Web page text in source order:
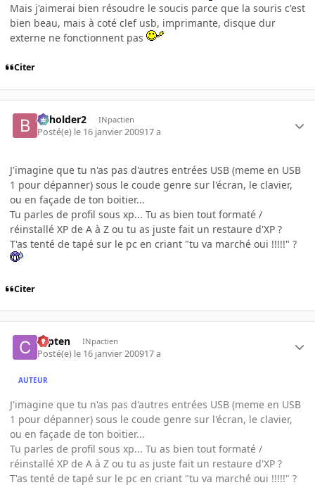
Mais j'aimerai bien résoudre le soucis parce que la souris c'est
bien beau, mais à coté clef usb, imprimante, disque dur
externe ne fonctionnent pas
Citer
beholder2 INpactien
Posté(e) le 16 janvier 200917 a
J'imagine que tu n'as pas d'autres entrées USB (meme en USB
1 pour dépanner) sous le coude genre sur l'écran, le clavier,
ou en façade de ton boitier...
Tu parles de profil sous xp... Tu as bien tout formaté /
réinstallé XP de A à Z ou tu as juste fait un restaure d'XP ?
T'as tenté de tapé sur le pc en criant "tu va marché oui !!!!!" ?
Citer
capten INpactien
Posté(e) le 16 janvier 200917 a
AUTEUR
J'imagine que tu n'as pas d'autres entrées USB (meme en USB
1 pour dépanner) sous le coude genre sur l'écran, le clavier,
ou en façade de ton boitier...
Tu parles de profil sous xp... Tu as bien tout formaté /
réinstallé XP de A à Z ou tu as juste fait un restaure d'XP ?
T'as tenté de tapé sur le pc en criant "tu va marché oui !!!!!" ?